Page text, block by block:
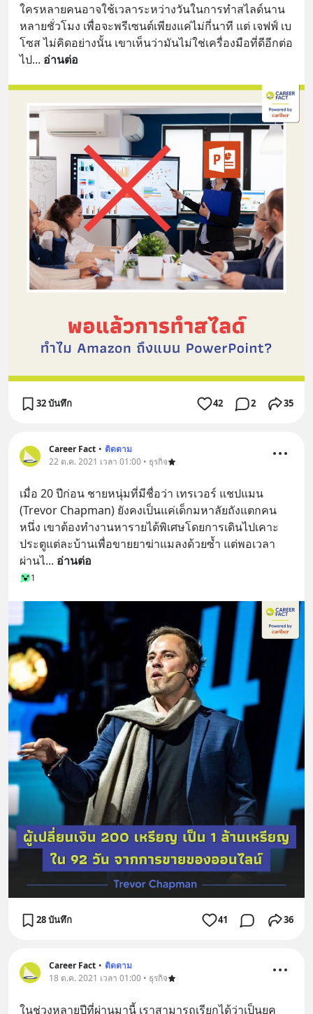
ใครหลายคนอาจใช้เวลาระหว่างวันในการทำสไลด์นาน
หลายชั่วโมง เพื่อจะพรีเซนต์เพียงแค่ไม่กี่นาที แต่ เจฟฟ์ เบ
โซส ไม่คิดอย่างนั้น เขาเห็นว่ามันไม่ใช่เครื่องมือที่ดีอีกต่อ
ไป... อ่านต่อ
32 บันทึก 42 2 35
Career Fact • ติดตาม
22 ต.ค. 2021 เวลา 01:00 • ธุรกิจ
เมื่อ 20 ปีก่อน ชายหนุ่มที่มีชื่อว่า เทรเวอร์ แชปแมน
(Trevor Chapman) ยังคงเป็นแค่เด็กมหาลัยถังแตกคน
หนึ่ง เขาต้องทำงานหารายได้พิเศษโดยการเดินไปเคาะ
ประตูแต่ละบ้านเพื่อขายยาฆ่าแมลงด้วยซ้ำ แต่พอเวลา
ผ่านไ... อ่านต่อ
1
28 บันทึก 41 36
Career Fact • ติดตาม
18 ต.ค. 2021 เวลา 01:00 • ธุรกิจ
ในช่วงหลายปีที่ผ่านมานี้ เราสามารถเรียกได้ว่าเป็นยุค